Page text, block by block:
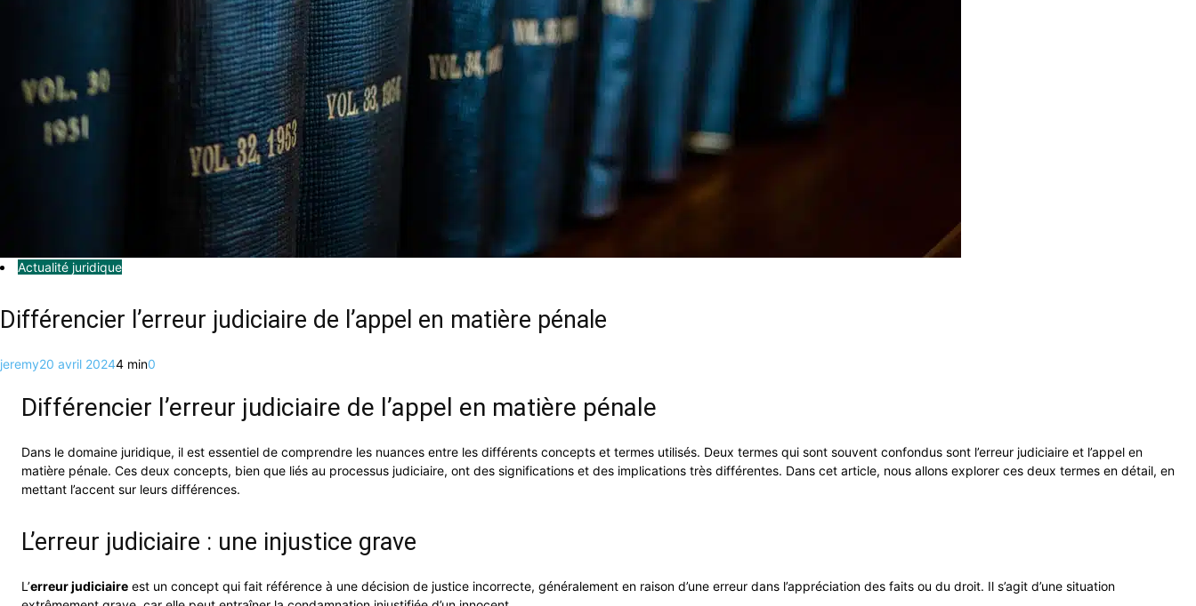
Actualité juridique
Différencier l’erreur judiciaire de l’appel en matière pénale
jeremy20 avril 20244 min0
Différencier l’erreur judiciaire de l’appel en matière pénale
Dans le domaine juridique, il est essentiel de comprendre les nuances entre les différents concepts et termes utilisés. Deux termes qui sont souvent confondus sont l’erreur judiciaire et l’appel en
matière pénale. Ces deux concepts, bien que liés au processus judiciaire, ont des significations et des implications très différentes. Dans cet article, nous allons explorer ces deux termes en détail, en
mettant l’accent sur leurs différences.
L’erreur judiciaire : une injustice grave
L’erreur judiciaire est un concept qui fait référence à une décision de justice incorrecte, généralement en raison d’une erreur dans l’appréciation des faits ou du droit. Il s’agit d’une situation